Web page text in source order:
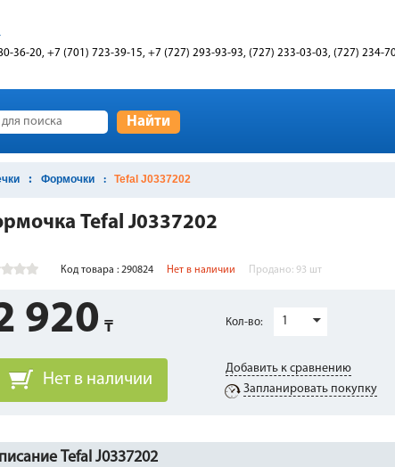
36-20, +7 (701) 723-39-15, +7 (727) 293-93-93, (727) 233-03-03, (727) 234-
Найти
Формочки Tefal J0337202
Tefal J0337202
Код товара : 290824 Нет в наличии Продано: 93 шт
920
Нет в наличии
Кол-во: 1
Добавить к сравнению
Запланировать покупку
Tefal J0337202